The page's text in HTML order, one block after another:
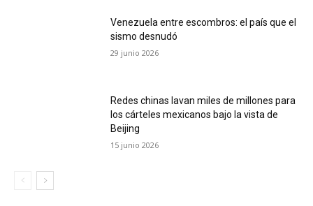
Venezuela entre escombros: el país que el
sismo desnudó
29 junio 2026
Redes chinas lavan miles de millones para
los cárteles mexicanos bajo la vista de
Beijing
15 junio 2026